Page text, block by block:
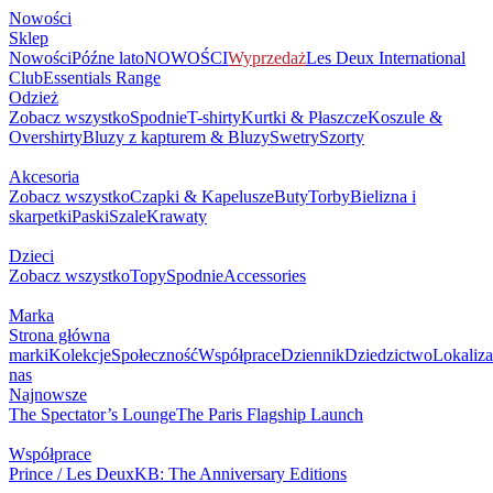
Nowości
Sklep
NowościPóźne latoNOWOŚCIWyprzedażLes Deux International
ClubEssentials Range
Odzież
Zobacz wszystkoSpodnieT-shirtyKurtki & PłaszczeKoszule &
OvershirtyBluzy z kapturem & BluzySwetrySzorty
Akcesoria
Zobacz wszystkoCzapki & KapeluszeButyTorbyBielizna i
skarpetkiPaskiSzaleKrawaty
Dzieci
Zobacz wszystkoTopySpodnieAccessories
Marka
Strona główna
markiKolekcjeSpołecznośćWspółpraceDziennikDziedzictwo
nas
Najnowsze
The Spectator’s LoungeThe Paris Flagship Launch
Współprace
Prince / Les DeuxKB: The Anniversary Editions